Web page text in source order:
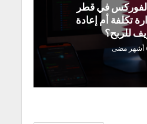
في قطر
إدارة تكلفة أم إعادة
للربح؟